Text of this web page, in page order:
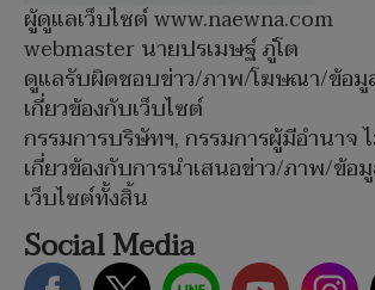
ผู้ดูแลเว็บไซต์ www.naewna.com
webmaster นายปรเมษฐ์ ภู่โต
ดูแลรับผิดชอบข่าว/ภาพ/โฆษณา/ข้อ
เกี่ยวข้องกับเว็บไซต์
กรรมการบริษัทฯ, กรรมการผู้มีอำนาจ
เกี่ยวข้องกับการนำเสนอข่าว/ภาพ/ข้อ
เว็บไซต์ทั้งสิ้น
Social Media